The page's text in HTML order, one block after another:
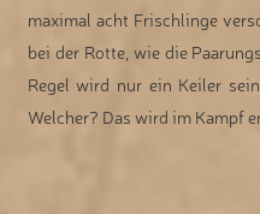
maximal acht Frischlinge
bei der Rotte, wie die
Regel wird nur ein Keiler
Welcher? Das wird im Kampf